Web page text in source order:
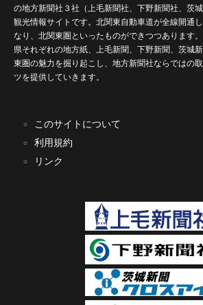
の地方新聞社３社（上毛新聞社、下野新聞社、茨
観光情報サイトです。北関東自動車道が全線開通
なり、北関東圏といったものができつつあります
県それぞれの地方紙、上毛新聞、下野新聞、茨城
東圏の魅力を掘り起こし、地方新聞社ならではの
ツを提供していきます。
このサイトについて
利用規約
リンク